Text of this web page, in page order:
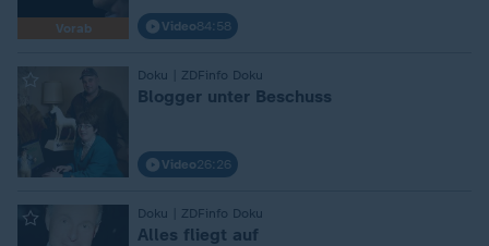
Vorab Video84:58
Doku | ZDFinfo Doku
: Blogger unter Beschuss
Video26:26
Doku | ZDFinfo Doku
: Alles fliegt auf